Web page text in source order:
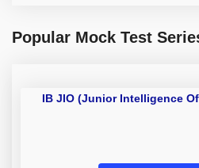
Popular Mock Test
IB JIO (Junior Intelligence